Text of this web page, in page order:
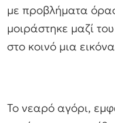
με προβλήματα
μοιράστηκε μαζί
στο κοινό μια
Το νεαρό αγόρι,